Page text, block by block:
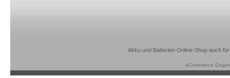
Akku und Batterien Online-Shop auch
eCommerce